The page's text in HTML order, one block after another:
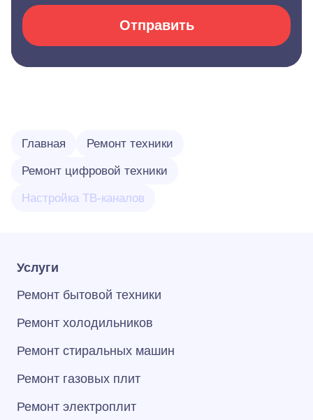
Отправить
Главная Ремонт техники
Ремонт цифровой техники
Настройка ТВ-каналов
Услуги
Ремонт бытовой техники
Ремонт холодильников
Ремонт стиральных машин
Ремонт газовых плит
Ремонт электроплит